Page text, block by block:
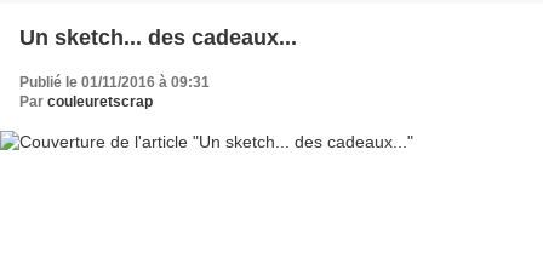
Un sketch... des cadeaux...
Publié le 01/11/2016 à 09:31
Par couleuretscrap